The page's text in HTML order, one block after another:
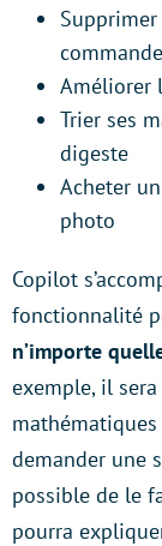
Supprimer
commande
Améliorer
Trier ses
digeste
Acheter
photo
Copilot
fonctionnalité
n’importe
exemple, il
demander une
possible de le
pourra